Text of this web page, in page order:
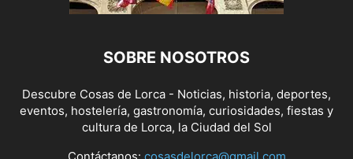
SOBRE NOSOTROS
Descubre Cosas de Lorca - Noticias, historia, deportes,
eventos, hostelería, gastronomía, curiosidades, fiestas y
cultura de Lorca, la Ciudad del Sol